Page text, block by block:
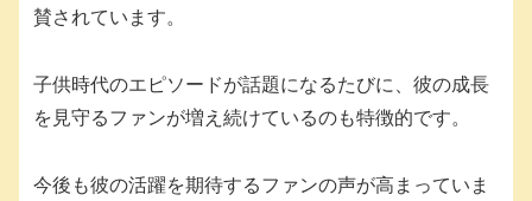
賛されています。
子供時代のエピソードが話題になるたびに、彼の成長
を見守るファンが増え続けているのも特徴的です。
今後も彼の活躍を期待するファンの声が高まっていま